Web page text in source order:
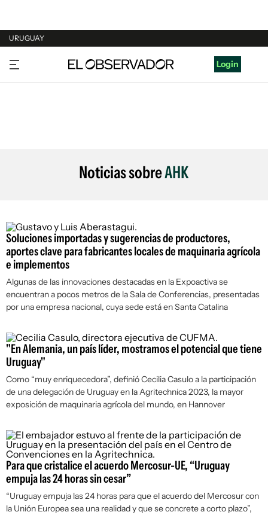
URUGUAY
URUGUAY
ARGENTINA
Login
Noticias sobreAHK
Soluciones importadas y sugerencias de productores,
aportes clave para fabricantes locales de maquinaria agrícola
e implementos
Algunas de las innovaciones destacadas en la Expoactiva se
encuentran a pocos metros de la Sala de Conferencias, presentadas
por una empresa nacional, cuya sede está en Santa Catalina
"En Alemania, un país líder, mostramos el potencial que tiene
Uruguay"
Como “muy enriquecedora”, definió Cecilia Casulo a la participación
de una delegación de Uruguay en la Agritechnica 2023, la mayor
exposición de maquinaria agrícola del mundo, en Hannover
Para que cristalice el acuerdo Mercosur-UE, “Uruguay
empuja las 24 horas sin cesar”
“Uruguay empuja las 24 horas para que el acuerdo del Mercosur con
la Unión Europea sea una realidad y que se concrete a corto plazo”,